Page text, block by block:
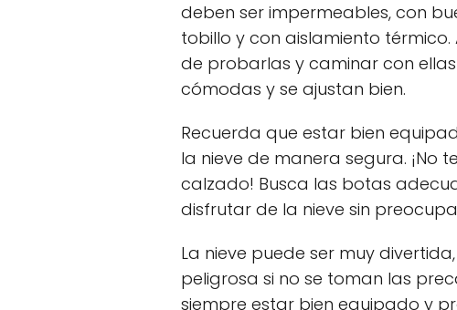
deben ser impermeables, con
tobillo y con aislamiento
de probarlas y caminar con
cómodas y se ajustan bien.
Recuerda que estar bien
la nieve de manera segura. ¡No
calzado! Busca las botas
disfrutar de la nieve sin
La nieve puede ser muy
peligrosa si no se toman las
siempre estar bien equipado y